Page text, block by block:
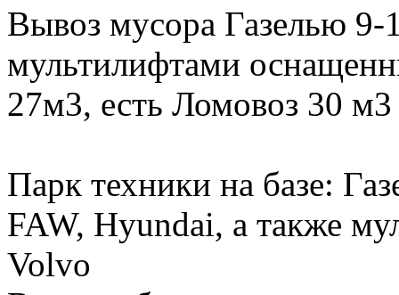
Вывоз мусора Газелью
мультилифтами
27м3, есть Ломовоз 30 м3
Парк техники на базе:
FAW, Hyundai, а также
Volvo